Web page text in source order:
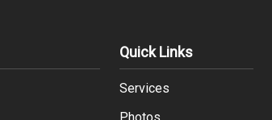
Quick Links
Services